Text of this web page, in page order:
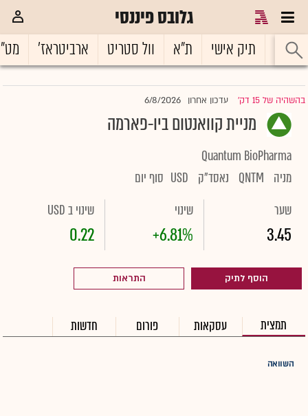
גלובס פיננסי
ראשי תיק אישי ת"א וול סטריט ארביטראז'
בהשהיה של 15 דק' |עדכון אחרון 6/8/2026
מניית קוואנטום ביו-פארמה
Quantum BioPharma
מניה
QNTM נאסד"ק USD סוף יום
שער
3.45
שינוי
+6.81%
שינוי ב USD
0.22
הוסף לתיק התראות
תמצית עסקאות פורום חדשות
השוואה